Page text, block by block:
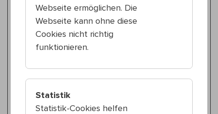
22., Schrödingerplatz
Michael Höpfner
18:30 — 21:00
Twin-Headed Boy
WIENXTRA-Soundbase Allstars
Webseite ermöglichen. Die
Webseite kann ohne diese
Cookies nicht richtig
funktionieren.
Statistik
Statistik-Cookies helfen